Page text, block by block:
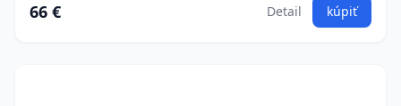
66 € Detail kúpiť